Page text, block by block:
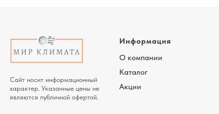
Сайт носит информационный
характер. Указанные цены не
являются публичной офертой.
Информация
О компании
Каталог
Акции